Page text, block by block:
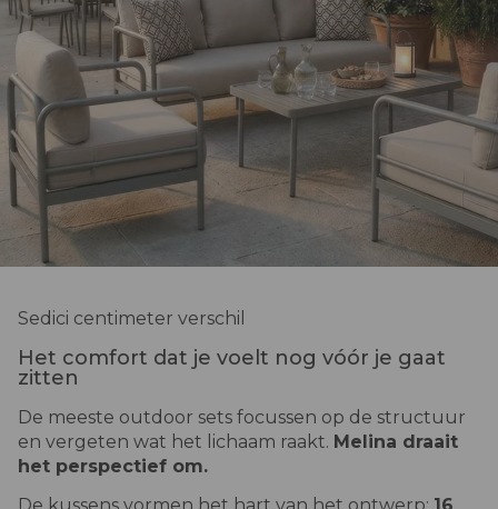
Sedici centimeter verschil
Het comfort dat je voelt nog vóór je gaat
zitten
De meeste outdoor sets focussen op de structuur
en vergeten wat het lichaam raakt. Melina draait
het perspectief om.